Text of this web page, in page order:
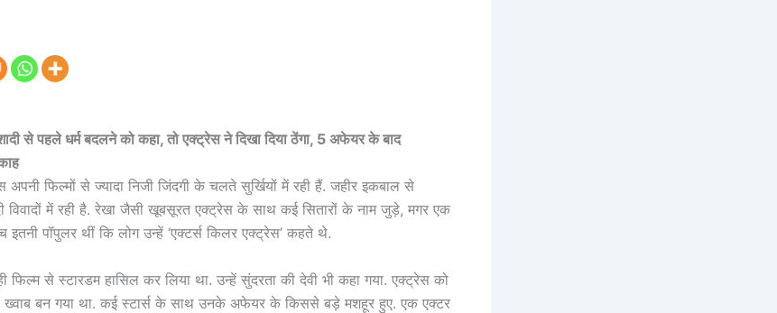
से पहले धर्म बदलने को कहा, तो एक्ट्रेस ने दिखा दिया ठेंगा, 5 अफेयर के बाद
फिल्मों से ज्यादा निजी जिंदगी के चलते सुर्खियों में रही हैं. जहीर इकबाल से
विवादों में रही है. रेखा जैसी खूबसूरत एक्ट्रेस के साथ कई सितारों के नाम जुड़े, मगर एक
इतनी पॉपुलर थीं कि लोग उन्हें ‘एक्टर्स किलर एक्ट्रेस’ कहते थे.
फिल्म से स्टारडम हासिल कर लिया था. उन्हें सुंदरता की देवी भी कहा गया. एक्ट्रेस को
ख्वाब बन गया था. कई स्टार्स के साथ उनके अफेयर के किससे बड़े मशहूर हुए. एक एक्टर